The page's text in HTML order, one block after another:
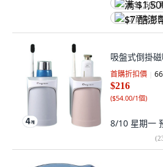
满 $1,500
$7 酷澎幣
吸盤式倒掛
首購折扣價 66
$216
($54.00/1個)
8/10 星期一
(